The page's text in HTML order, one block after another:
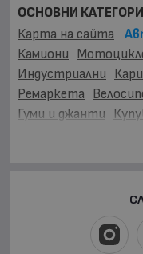
ОСНОВНИ
Карта на сайта
Камиони
Индустриални Кари
Ремаркета
Гуми и джанти